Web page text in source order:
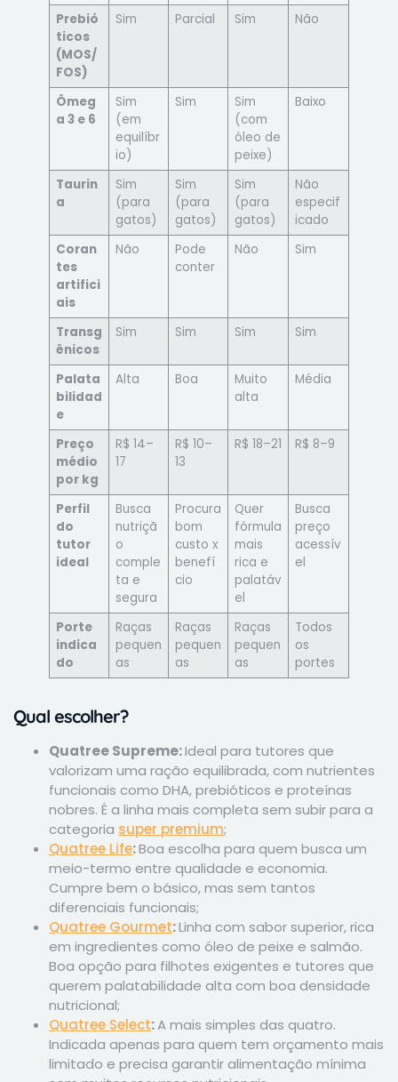
Prebió
ticos
(MOS/
FOS)
Sim Parcial Sim Não
Ômeg
a 3 e 6
Sim
(em
equilíbr
io)
Sim
Sim
(com
óleo de
peixe)
Baixo
Taurin
a
Sim
(para
gatos)
Sim
(para
gatos)
Sim
(para
gatos)
Não
especif
icado
Coran
tes
artifici
ais
Não
Pode
conter
Não Sim
Transg
ênicos
Sim Sim Sim Sim
Palata
bilidad
e
Alta Boa
Muito
alta
Média
Preço
médio
por kg
R$ 14–
17
R$ 10–
13
R$ 18–21 R$ 8–9
Perfil
do
tutor
ideal
Busca
nutriçã
o
comple
ta e
segura
Procura
bom
custo x
benefí
cio
Quer
fórmula
mais
rica e
palatáv
el
Busca
preço
acessív
el
Porte
indica
do
Raças
pequen
as
Raças
pequen
as
Raças
pequen
as
Todos
os
portes
Qual escolher?
Quatree Supreme:Ideal para tutores que
valorizam uma ração equilibrada, com nutrientes
funcionais como DHA, prebióticos e proteínas
nobres. É a linha mais completa sem subir para a
categoria super premium;
Quatree Life:Boa escolha para quem busca um
meio-termo entre qualidade e economia.
Cumpre bem o básico, mas sem tantos
diferenciais funcionais;
Quatree Gourmet:Linha com sabor superior, rica
em ingredientes como óleo de peixe e salmão.
Boa opção para filhotes exigentes e tutores que
querem palatabilidade alta com boa densidade
nutricional;
Quatree Select:A mais simples das quatro.
Indicada apenas para quem tem orçamento mais
limitado e precisa garantir alimentação mínima